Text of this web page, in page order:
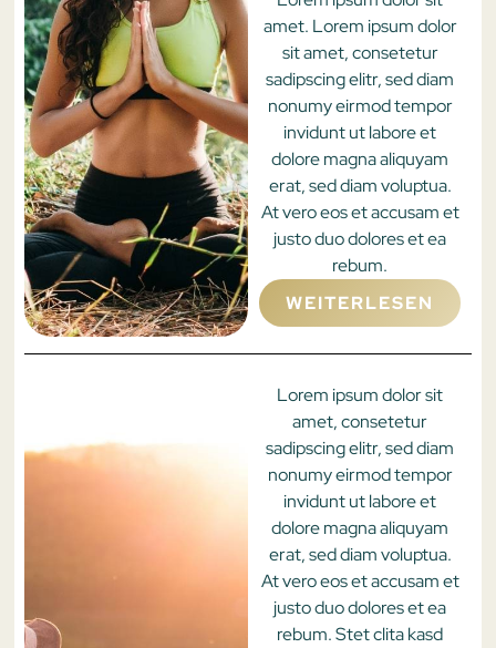
amet. Lorem ipsum dolor
sit amet, consetetur
sadipscing elitr, sed diam
nonumy eirmod tempor
invidunt ut labore et
dolore magna aliquyam
erat, sed diam voluptua.
At vero eos et accusam et
justo duo dolores et ea
rebum.
WEITERLESEN
Lorem ipsum dolor sit
amet, consetetur
sadipscing elitr, sed diam
nonumy eirmod tempor
invidunt ut labore et
dolore magna aliquyam
erat, sed diam voluptua.
At vero eos et accusam et
justo duo dolores et ea
rebum. Stet clita kasd